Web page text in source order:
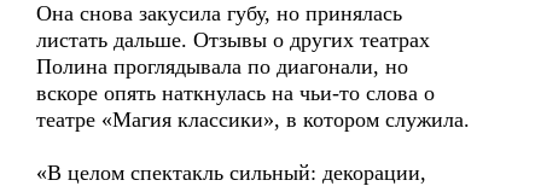
Она снова закусила губу, но принялась
листать дальше. Отзывы о других театрах
Полина проглядывала по диагонали, но
вскоре опять наткнулась на чьи-то слова о
театре «Магия классики», в котором служила.
«В целом спектакль сильный: декорации,